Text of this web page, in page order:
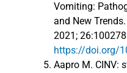
Vomiting:
and New
2021;
https://doi.org/
Aapro M. CINV: